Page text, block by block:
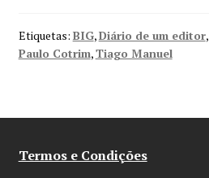
Etiquetas: BIG,Diário de um editor,
Paulo Cotrim,Tiago Manuel
Termos e Condições